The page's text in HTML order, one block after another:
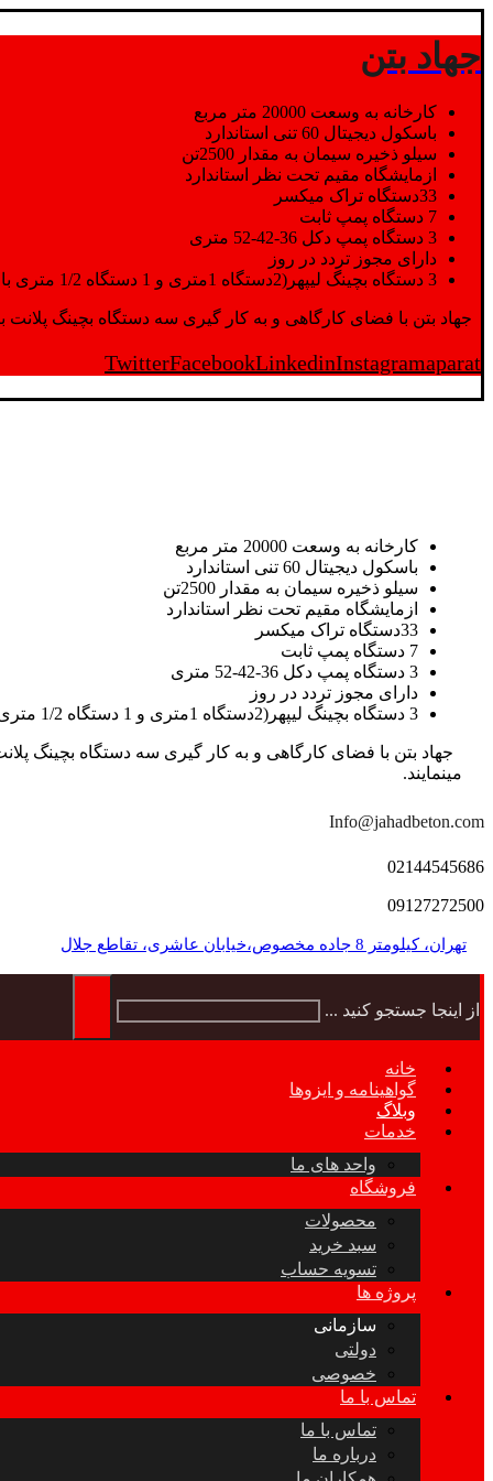
جهاد بتن
کارخانه به وسعت 20000 متر مربع
باسکول دیجیتال 60 تنی استاندارد
سیلو ذخیره سیمان به مقدار 2500تن
ازمایشگاه مقیم تحت نظر استاندارد
33دستگاه تراک میکسر
7 دستگاه پمپ ثابت
3 دستگاه پمپ دکل 36-42-52 متری
دارای مجوز تردد در روز
3 دستگاه بچینگ لیپهر(2دستگاه 1متری و 1 دستگاه 1/2 متری با توان تولید 150 متر مکعب در ساعت)
جهاد بتن با فضای کارگاهی و به کار گیری سه دستگاه بچینگ پلانت با ظرفیت 2500 تن در کنار پرسنل متخصص و پر تلاش واحدهای تولید و ازمایشگاه,بتن با کیفیت را برای واحد
TwitterFacebookLinkedinInstagramaparat
کارخانه به وسعت 20000 متر مربع
باسکول دیجیتال 60 تنی استاندارد
سیلو ذخیره سیمان به مقدار 2500تن
ازمایشگاه مقیم تحت نظر استاندارد
33دستگاه تراک میکسر
7 دستگاه پمپ ثابت
3 دستگاه پمپ دکل 36-42-52 متری
دارای مجوز تردد در روز
3 دستگاه بچینگ لیپهر(2دستگاه 1متری و 1 دستگاه 1/2 متری با توان تولید 150 متر مکعب در ساعت)
مینمایند.
Info@jahadbeton.com
02144545686
09127272500
تهران، کیلومتر 8 جاده مخصوص،خیابان عاشری، تقاطع جلال
از اینجا جستجو کنید ...
خانه
گواهینامه و ایزوها
وبلاگ
خدمات
واحد های ما
فروشگاه
محصولات
سبد خرید
تسویه حساب
پروژه ها
سازمانی
دولتی
خصوصی
تماس با ما
تماس با ما
درباره ما